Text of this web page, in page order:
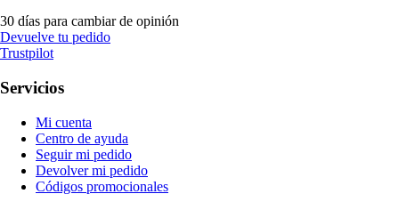
30 días para cambiar de opinión
Devuelve tu pedido
Trustpilot
Servicios
Mi cuenta
Centro de ayuda
Seguir mi pedido
Devolver mi pedido
Códigos promocionales